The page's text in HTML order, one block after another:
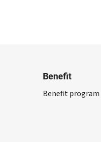
Benefit
Benefit program